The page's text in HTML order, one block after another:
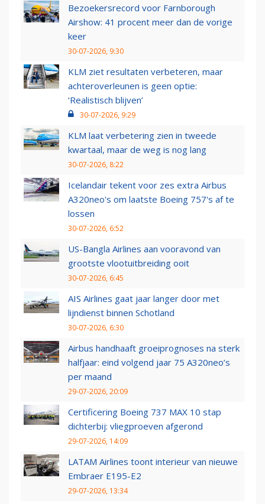
Bezoekersrecord voor Farnborough
Airshow: 41 procent meer dan de vorige
keer
30-07-2026, 9:30
KLM ziet resultaten verbeteren, maar
achteroverleunen is geen optie:
‘Realistisch blijven’
30-07-2026, 9:29
KLM laat verbetering zien in tweede
kwartaal, maar de weg is nog lang
30-07-2026, 8:22
Icelandair tekent voor zes extra Airbus
A320neo's om laatste Boeing 757's af te
lossen
30-07-2026, 6:52
US-Bangla Airlines aan vooravond van
grootste vlootuitbreiding ooit
30-07-2026, 6:45
AIS Airlines gaat jaar langer door met
lijndienst binnen Schotland
30-07-2026, 6:30
Airbus handhaaft groeiprognoses na sterk
halfjaar: eind volgend jaar 75 A320neo’s
per maand
29-07-2026, 20:09
Certificering Boeing 737 MAX 10 stap
dichterbij: vliegproeven afgerond
29-07-2026, 14:09
LATAM Airlines toont interieur van nieuwe
Embraer E195-E2
29-07-2026, 13:34